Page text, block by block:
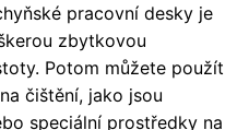
pracovní desky je
zbytkovou
Potom můžete použít
čištění, jako jsou
speciální prostředky na